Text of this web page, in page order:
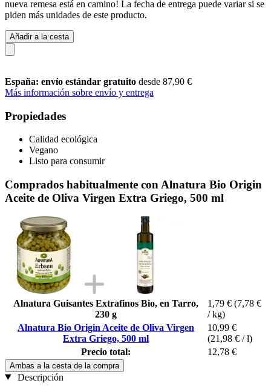
nueva remesa está en camino! La fecha de entrega puede variar si se
piden más unidades de este producto.
Añadir a la cesta
España: envío estándar gratuito desde 87,90 €
Más información sobre envío y entrega
Propiedades
Calidad ecológica
Vegano
Listo para consumir
Comprados habitualmente con Alnatura Bio Origin
Aceite de Oliva Virgen Extra Griego, 500 ml
Alnatura Guisantes Extrafinos Bio, en Tarro,
230 g
1,79 € (7,78 €
/ kg)
Alnatura Bio Origin Aceite de Oliva Virgen
Extra Griego, 500 ml
10,99 €
(21,98 € / l)
Precio total:
12,78 €
Ambas a la cesta de la compra
Descripción